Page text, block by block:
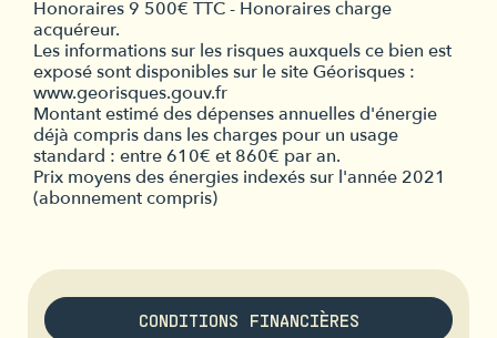
Honoraires 9 500€ TTC - Honoraires charge
acquéreur.
Les informations sur les risques auxquels ce bien est
exposé sont disponibles sur le site Géorisques :
www.georisques.gouv.fr
Montant estimé des dépenses annuelles d'énergie
déjà compris dans les charges pour un usage
standard : entre 610€ et 860€ par an.
Prix moyens des énergies indexés sur l'année 2021
(abonnement compris)
CONDITIONS FINANCIÈRES